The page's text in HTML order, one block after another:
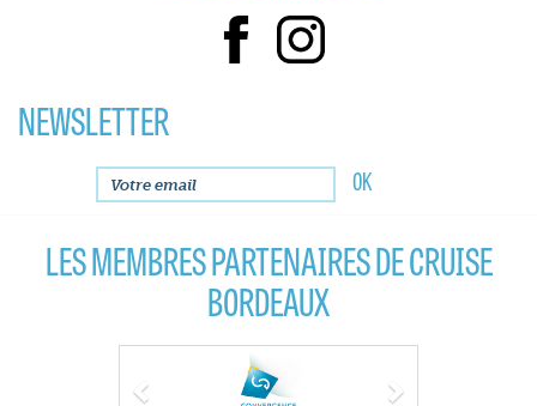
NEWSLETTER
LES MEMBRES PARTENAIRES DE CRUISE
BORDEAUX